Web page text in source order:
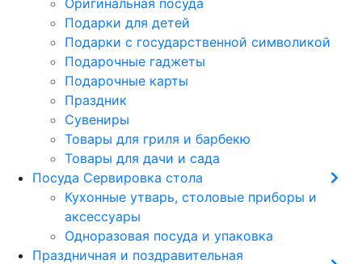
Подарки для детей
Подарки с государственной символикой
Подарочные гаджеты
Подарочные карты
Праздник
Сувениры
Товары для гриля и барбекю
Товары для дачи и сада
Посуда Сервировка стола
Кухонные утварь, столовые приборы и
аксессуары
Одноразовая посуда и упаковка
Праздничная и поздравительная